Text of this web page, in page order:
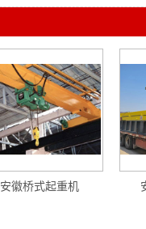
安徽桥式起重机